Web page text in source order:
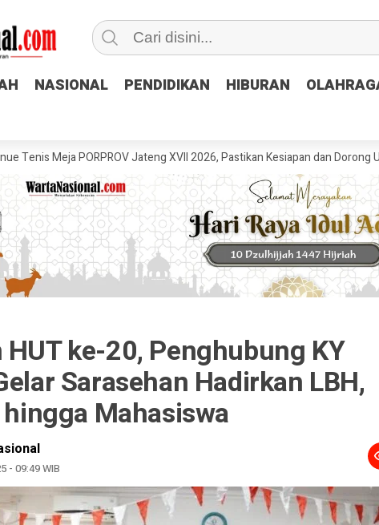
NASIONAL PENDIDIKAN HIBURAN
NASIONAL PENDIDIKAN HIBURAN
Jateng XVII 2026, Pastikan Kesiapan dan Dorong UMKM Lokal
HUT ke-20, Penghubung KY
Sarasehan Hadirkan LBH,
Mahasiswa
- 09:49 WIB